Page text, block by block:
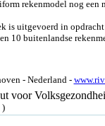
rekenmodel nog
is uitgevoerd in
10 buitenlandse
- Nederland -
voor
)